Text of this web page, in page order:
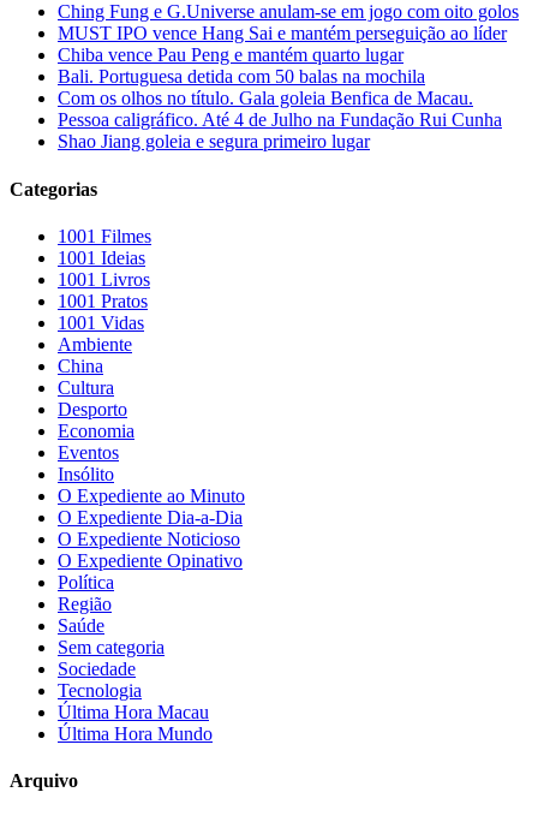
Ching Fung e G.Universe anulam-se em jogo com oito golos
MUST IPO vence Hang Sai e mantém perseguição ao líder
Chiba vence Pau Peng e mantém quarto lugar
Bali. Portuguesa detida com 50 balas na mochila
Com os olhos no título. Gala goleia Benfica de Macau.
Pessoa caligráfico. Até 4 de Julho na Fundação Rui Cunha
Shao Jiang goleia e segura primeiro lugar
Categorias
1001 Filmes
1001 Ideias
1001 Livros
1001 Pratos
1001 Vidas
Ambiente
China
Cultura
Desporto
Economia
Eventos
Insólito
O Expediente ao Minuto
O Expediente Dia-a-Dia
O Expediente Noticioso
O Expediente Opinativo
Política
Região
Saúde
Sem categoria
Sociedade
Tecnologia
Última Hora Macau
Última Hora Mundo
Arquivo